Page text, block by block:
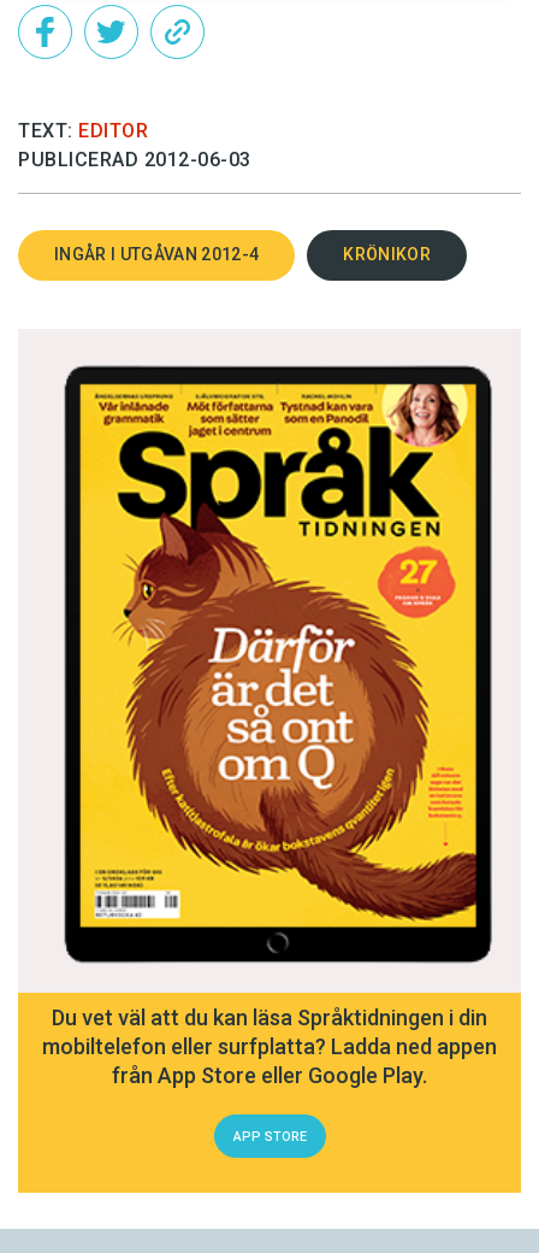
TEXT: EDITOR
PUBLICERAD 2012-06-03
INGÅR I UTGÅVAN 2012-4 KRÖNIKOR
Du vet väl att du kan läsa Språktidningen i din
mobiltelefon eller surfplatta? Ladda ned appen
från App Store eller Google Play.
APP STORE